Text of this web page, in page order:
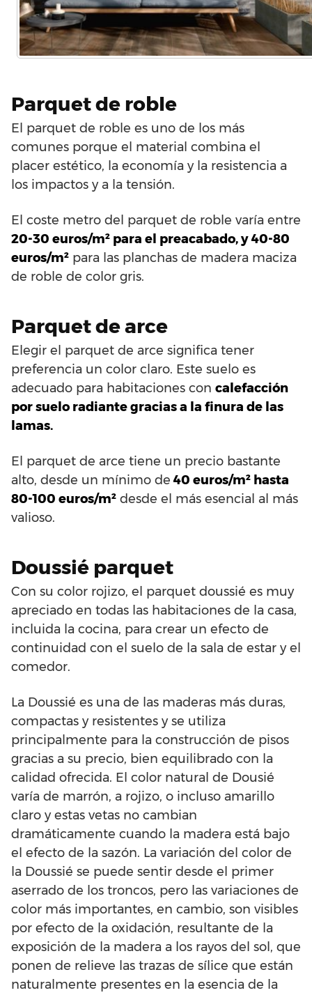
Parquet de roble
El parquet de roble es uno de los más
comunes porque el material combina el
placer estético, la economía y la resistencia a
los impactos y a la tensión.
El coste metro del parquet de roble varía entre
20-30 euros/m² para el preacabado, y 40-80
euros/m² para las planchas de madera maciza
de roble de color gris.
Parquet de arce
Elegir el parquet de arce significa tener
preferencia un color claro. Este suelo es
adecuado para habitaciones con calefacción
por suelo radiante gracias a la finura de las
lamas.
El parquet de arce tiene un precio bastante
alto, desde un mínimo de 40 euros/m² hasta
80-100 euros/m² desde el más esencial al más
valioso.
Doussié parquet
Con su color rojizo, el parquet doussié es muy
apreciado en todas las habitaciones de la casa,
incluida la cocina, para crear un efecto de
continuidad con el suelo de la sala de estar y el
comedor.
La Doussié es una de las maderas más duras,
compactas y resistentes y se utiliza
principalmente para la construcción de pisos
gracias a su precio, bien equilibrado con la
calidad ofrecida. El color natural de Dousié
varía de marrón, a rojizo, o incluso amarillo
claro y estas vetas no cambian
dramáticamente cuando la madera está bajo
el efecto de la sazón. La variación del color de
la Doussié se puede sentir desde el primer
aserrado de los troncos, pero las variaciones de
color más importantes, en cambio, son visibles
por efecto de la oxidación, resultante de la
exposición de la madera a los rayos del sol, que
ponen de relieve las trazas de sílice que están
naturalmente presentes en la esencia de la